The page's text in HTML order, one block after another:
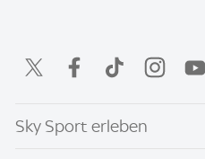
Sky Sport erleben